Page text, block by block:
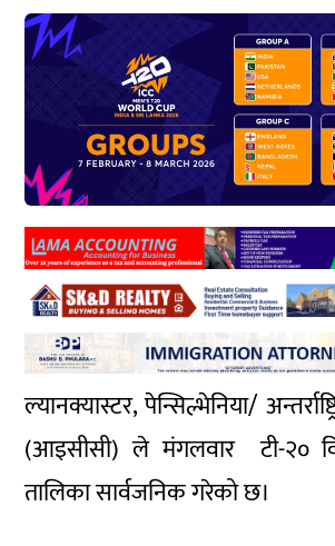
ल्यानक्यास्टर, पेन्सिल्भेनिया/
(आइसीसी) ले मंगलवार टी-२०
तालिका सार्वजनिक गरेको छ।